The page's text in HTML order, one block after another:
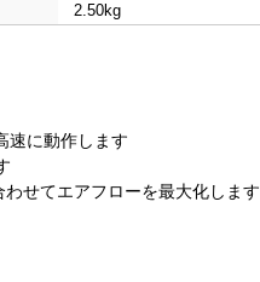
2.50kg
速に動作します
せてエアフローを最大化します